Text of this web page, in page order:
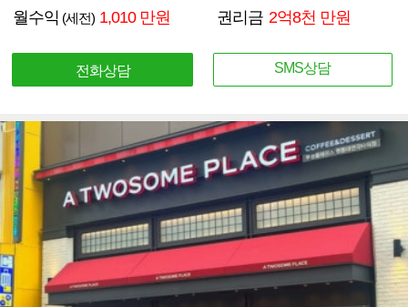
월수익 (세전) 1,010 만원 권리금 2억8천 만원
전화상담 SMS상담